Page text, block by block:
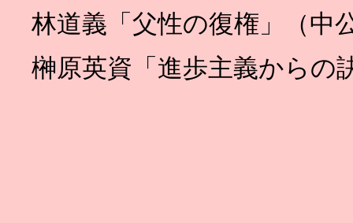
林道義「父性の復権」（中
榊原英資「進歩主義からの